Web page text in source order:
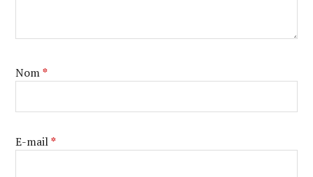
Nom*
E-mail*